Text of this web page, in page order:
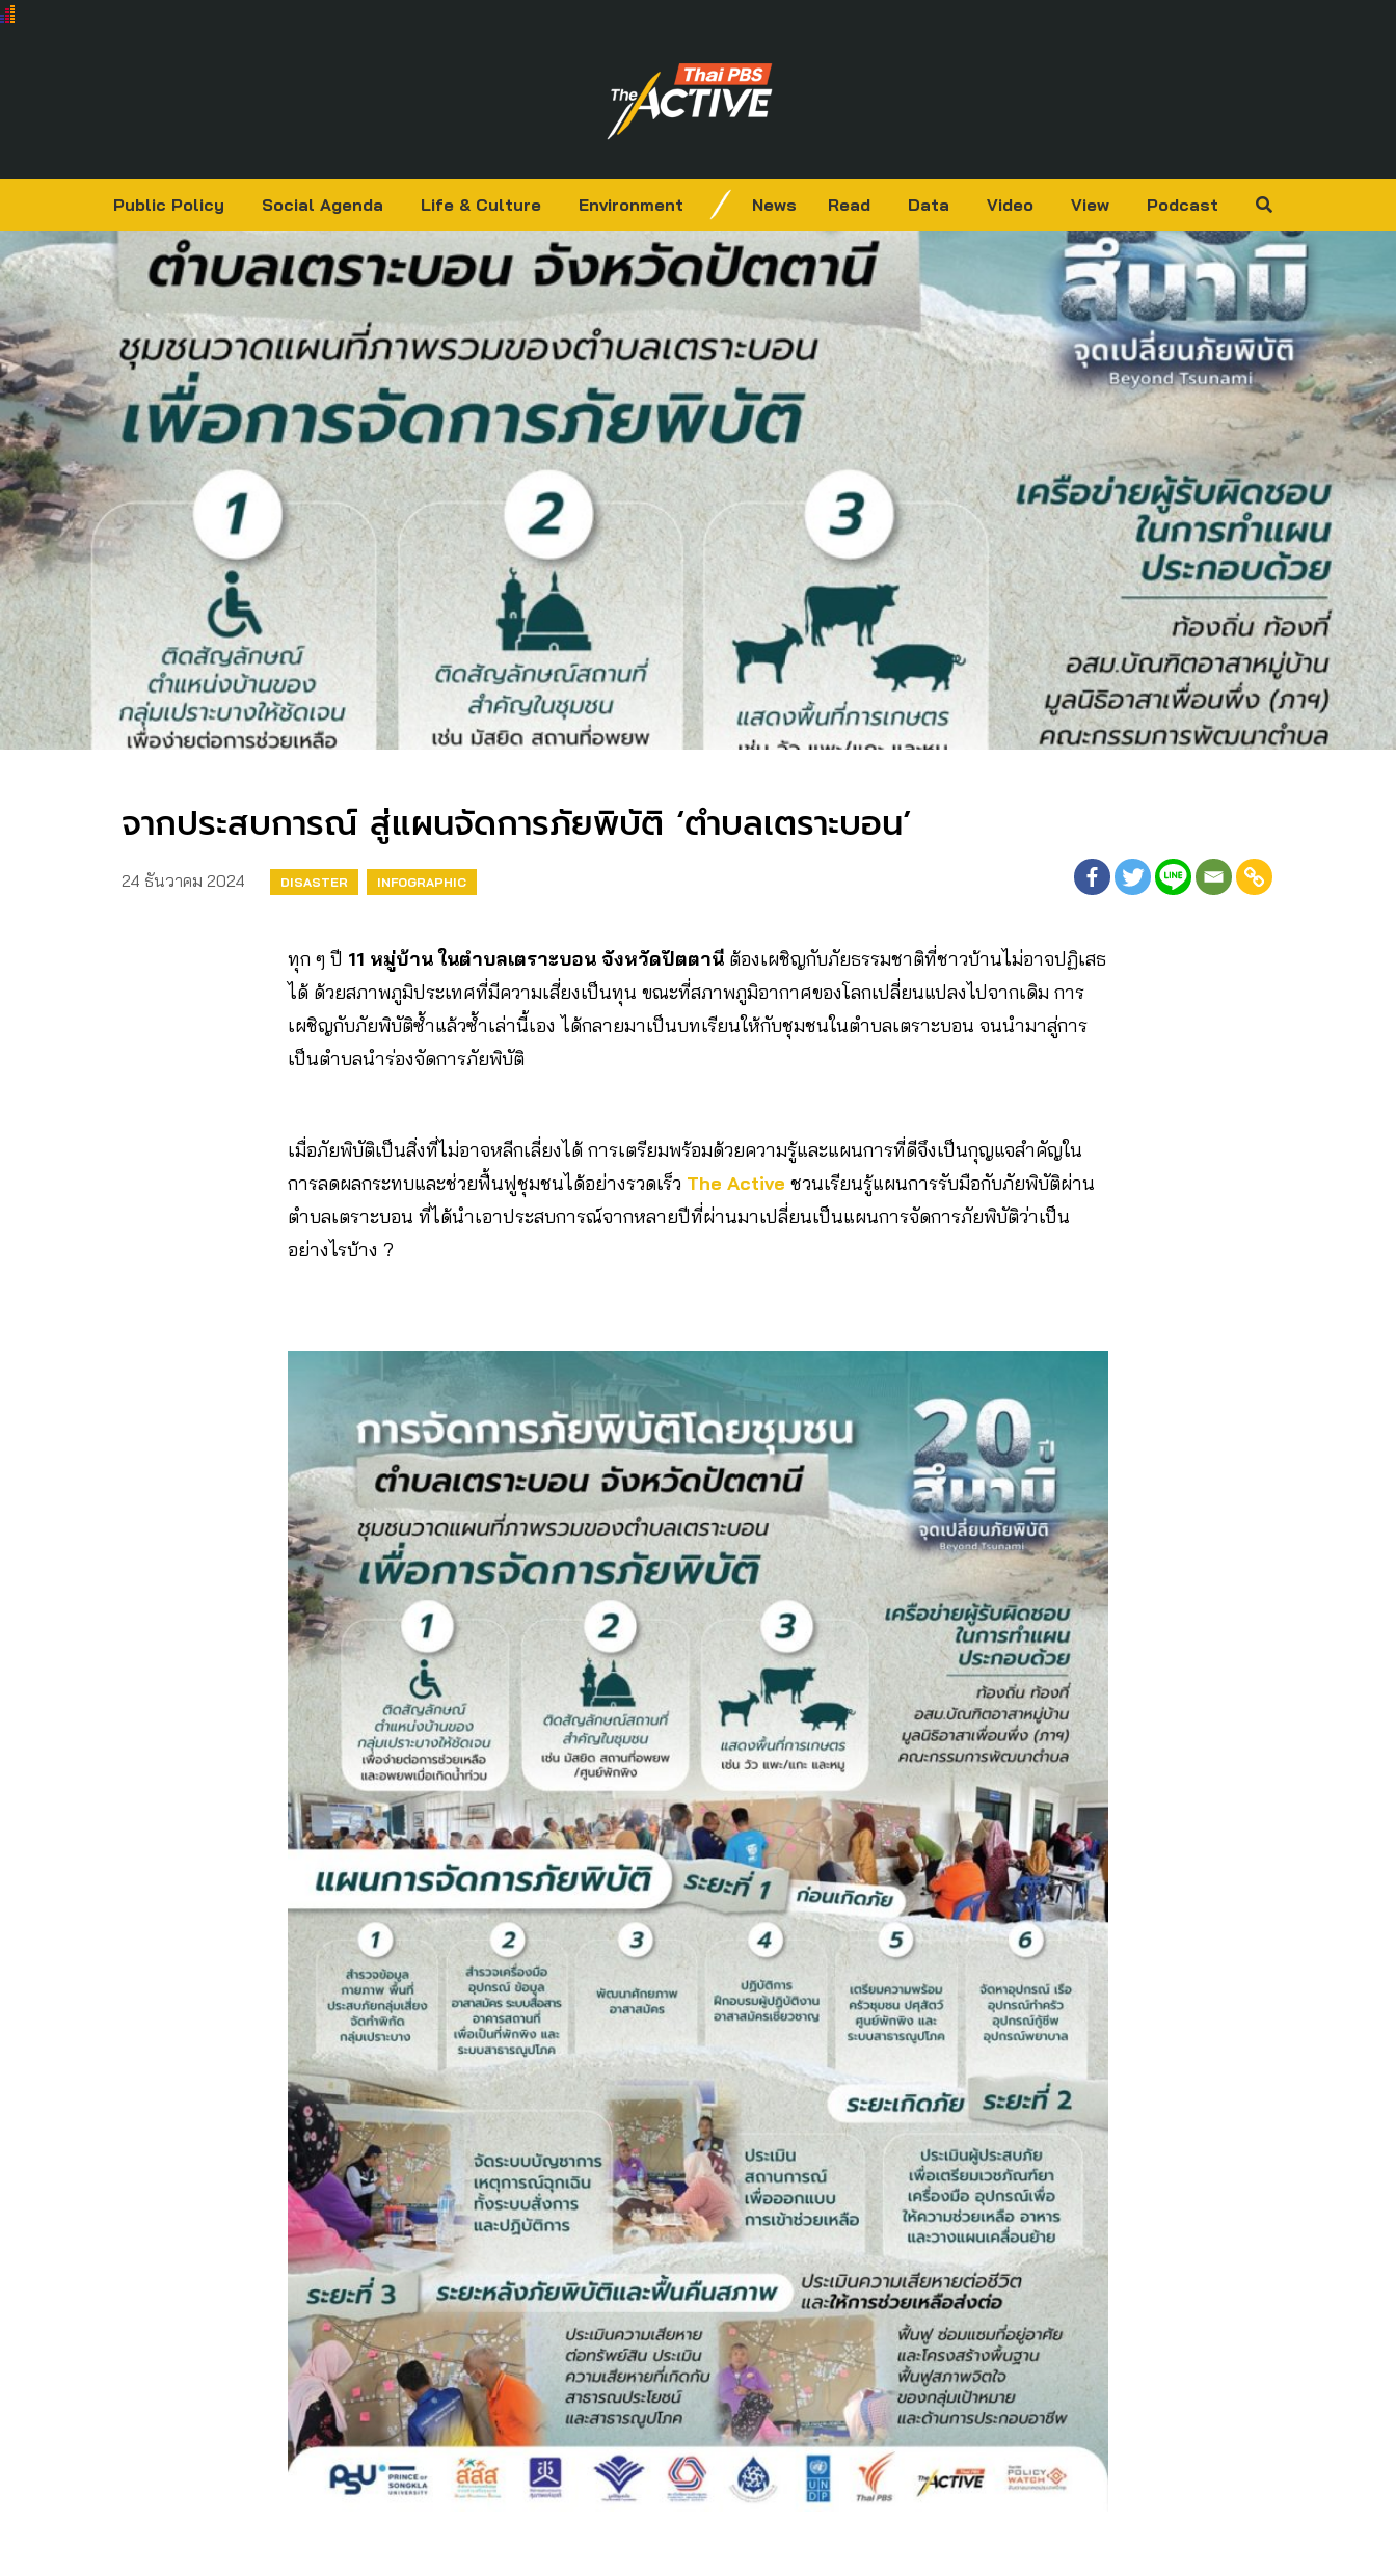
Public Policy Social Agenda Life & Culture Environment News Read Data Video View Podcast
จากประสบการณ์ สู่แผนจัดการภัยพิบัติ ‘ตำบลเตราะบอน’
24 ธันวาคม 2024 DISASTER INFOGRAPHIC
ทุก ๆ ปี 11 หมู่บ้าน ในตำบลเตราะบอน จังหวัดปัตตานี ต้องเผชิญกับภัยธรรมชาติที่ชาวบ้านไม่อาจปฏิเสธ
ได้ ด้วยสภาพภูมิประเทศที่มีความเสี่ยงเป็นทุน ขณะที่สภาพภูมิอากาศของโลกเปลี่ยนแปลงไปจากเดิม การ
เผชิญกับภัยพิบัติซ้ำแล้วซ้ำเล่านี้เอง ได้กลายมาเป็นบทเรียนให้กับชุมชนในตำบลเตราะบอน จนนำมาสู่การ
เป็นตำบลนำร่องจัดการภัยพิบัติ
เมื่อภัยพิบัติเป็นสิ่งที่ไม่อาจหลีกเลี่ยงได้ การเตรียมพร้อมด้วยความรู้และแผนการที่ดีจึงเป็นกุญแจสำคัญใน
การลดผลกระทบและช่วยฟื้นฟูชุมชนได้อย่างรวดเร็ว The Active ชวนเรียนรู้แผนการรับมือกับภัยพิบัติผ่าน
ตำบลเตราะบอน ที่ได้นำเอาประสบการณ์จากหลายปีที่ผ่านมาเปลี่ยนเป็นแผนการจัดการภัยพิบัติว่าเป็น
อย่างไรบ้าง ?